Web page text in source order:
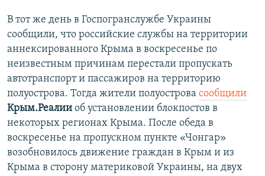
В тот же день в Госпогранслужбе Украины
сообщили, что российские службы на территории
аннексированного Крыма в воскресенье по
неизвестным причинам перестали пропускать
автотранспорт и пассажиров на территорию
полуострова. Тогда жители полуострова сообщили
Крым.Реалии об установлении блокпостов в
некоторых регионах Крыма. После обеда в
воскресенье на пропускном пункте «Чонгар»
возобновилось движение граждан в Крым и из
Крыма в сторону материковой Украины, на двух